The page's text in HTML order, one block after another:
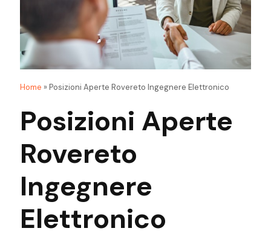
Home »Posizioni Aperte Rovereto Ingegnere Elettronico
Posizioni Aperte
Rovereto
Ingegnere
Elettronico